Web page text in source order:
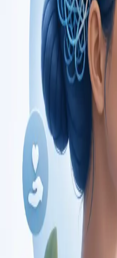
Saiba mais Consulta de
Specialist
Consulta de Pediatria
Consulta com pediatra
Ordem dos Médicos. Avaliação
complexas, crónicas, e de
videochamada.